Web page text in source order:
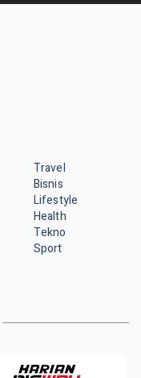
Travel
Bisnis
Lifestyle
Health
Tekno
Sport